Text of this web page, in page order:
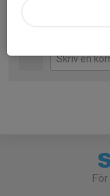
För